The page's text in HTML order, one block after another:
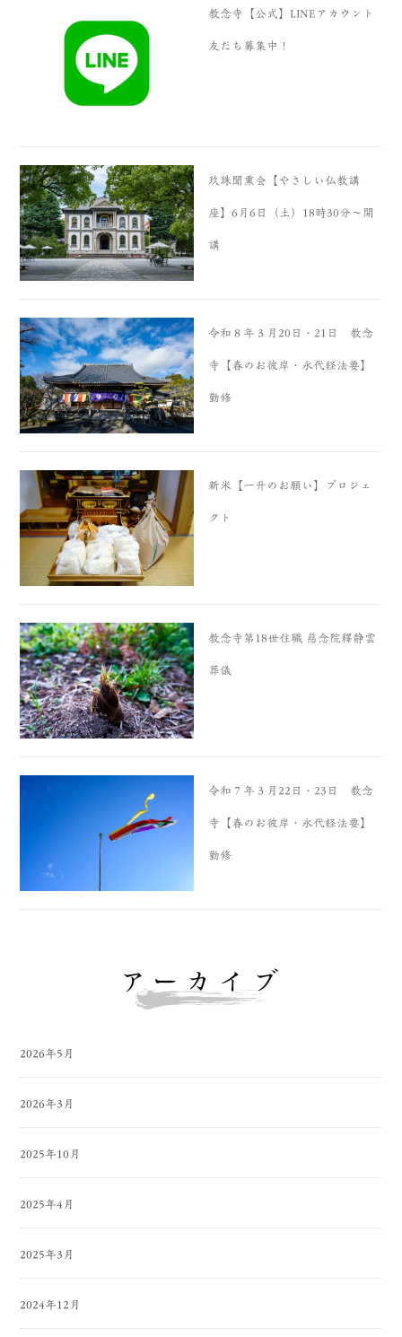
教念寺【公式】LINEアカウント
友だち募集中！
玖珠聞熏会【やさしい仏教講
座】6月6日（土）18時30分〜開
講
令和８年３月20日・21日 教念
寺【春のお彼岸・永代経法要】
勤修
新米【一升のお願い】プロジェ
クト
教念寺第18世住職 慈念院釋静雲
葬儀
令和７年３月22日・23日 教念
寺【春のお彼岸・永代経法要】
勤修
アーカイブ
2026年5月
2026年3月
2025年10月
2025年4月
2025年3月
2024年12月